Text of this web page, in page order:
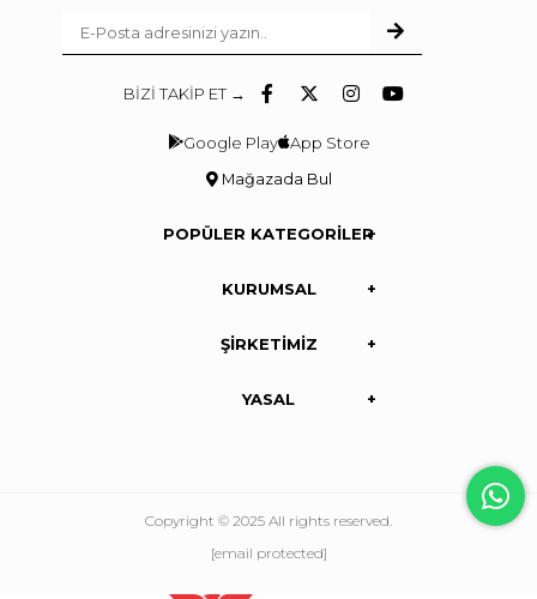
BİZİ TAKİP ET →
Google Play App Store
Mağazada Bul
POPÜLER KATEGORİLER
KURUMSAL
ŞİRKETİMİZ
YASAL
Copyright © 2025 All rights reserved.
[email protected]